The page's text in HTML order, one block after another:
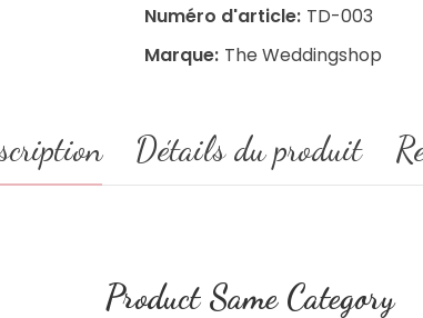
Numéro d'article: TD-003
Marque: The Weddingshop
Détails du produit
Product Same Category